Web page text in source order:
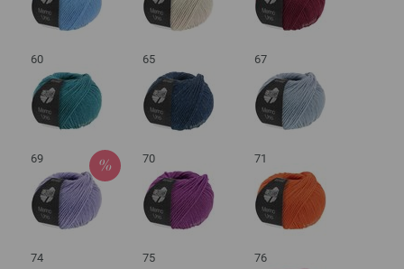
60 65 67
69 70 71
74 75 76